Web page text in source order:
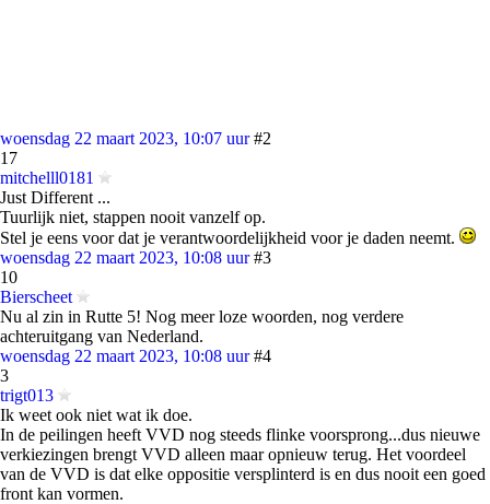
woensdag 22 maart 2023, 10:07 uur #2
17
mitchelll0181
Just Different ...
Tuurlijk niet, stappen nooit vanzelf op.
Stel je eens voor dat je verantwoordelijkheid voor je daden neemt.
woensdag 22 maart 2023, 10:08 uur #3
10
Bierscheet
Nu al zin in Rutte 5! Nog meer loze woorden, nog verdere
achteruitgang van Nederland.
woensdag 22 maart 2023, 10:08 uur #4
3
trigt013
Ik weet ook niet wat ik doe.
In de peilingen heeft VVD nog steeds flinke voorsprong...dus nieuwe
verkiezingen brengt VVD alleen maar opnieuw terug. Het voordeel
van de VVD is dat elke oppositie versplinterd is en dus nooit een goed
front kan vormen.